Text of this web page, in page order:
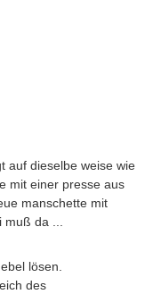
auf dieselbe weise wie
mit einer presse aus
manschette mit
da ...
lösen.
des